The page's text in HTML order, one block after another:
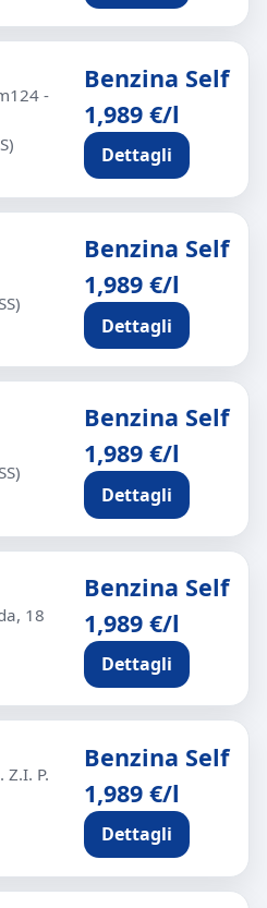
-
Benzina Self
1,989 €/l
Dettagli
Benzina Self
1,989 €/l
Dettagli
Benzina Self
1,989 €/l
Dettagli
18
Benzina Self
1,989 €/l
Dettagli
P.
Benzina Self
1,989 €/l
Dettagli